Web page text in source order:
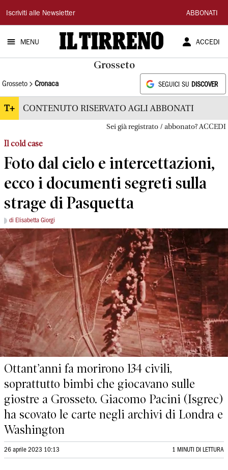
Il
Tirreno
Iscriviti alle Newsletter ABBONATI
MENU ACCEDI
Grosseto
Grosseto Cronaca SEGUICI SU DISCOVER
T+ CONTENUTO RISERVATO AGLI ABBONATI
Sei già registrato / abbonato? ACCEDI
Il cold case
Foto dal cielo e intercettazioni,
ecco i documenti segreti sulla
strage di Pasquetta
di Elisabetta Giorgi
Ottant’anni fa morirono 134 civili,
soprattutto bimbi che giocavano sulle
giostre a Grosseto. Giacomo Pacini (Isgrec)
ha scovato le carte negli archivi di Londra e
Washington
26 aprile 2023 10:13 1 MINUTI DI LETTURA